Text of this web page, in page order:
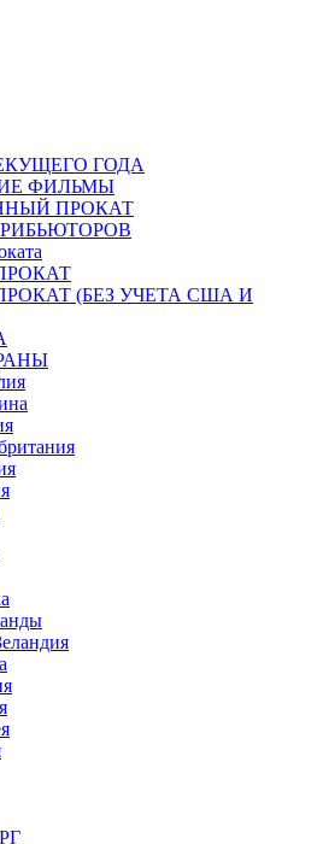
ГОДА
ФИЛЬМЫ
ПРОКАТ
(БЕЗ УЧЕТА США И